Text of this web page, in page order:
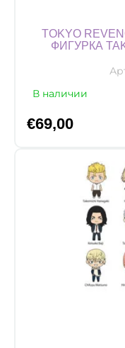
TOKYO
ФИГУРКА
В наличии
€69,00